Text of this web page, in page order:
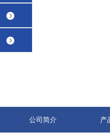
公司简介 产